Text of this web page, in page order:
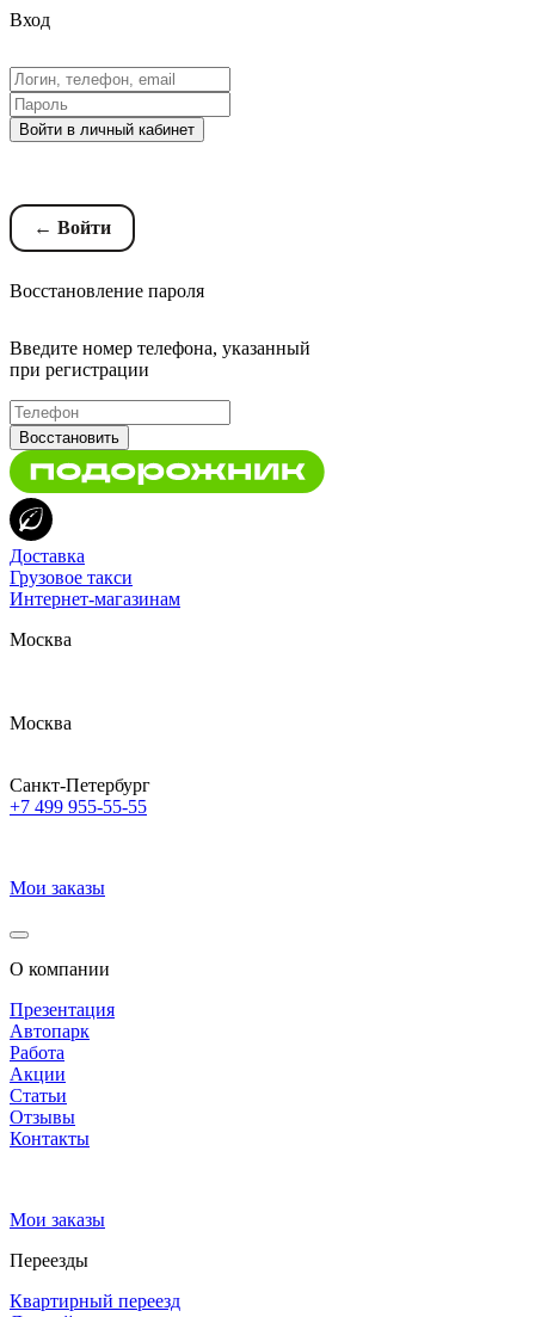
Вход
Войти в личный кабинет
← Войти
Восстановление пароля
Введите номер телефона, указанный
при регистрации
Восстановить
Доставка
Грузовое такси
Интернет-магазинам
Москва
Москва
Санкт-Петербург
+7 499 955-55-55
Мои заказы
О компании
Презентация
Автопарк
Работа
Акции
Статьи
Отзывы
Контакты
Мои заказы
Переезды
Квартирный переезд